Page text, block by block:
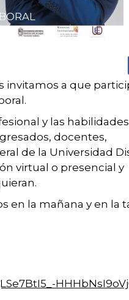
invitamos a que
y las habilidades
docentes,
de la Universidad
virtual o presencial y
en la mañana y en la